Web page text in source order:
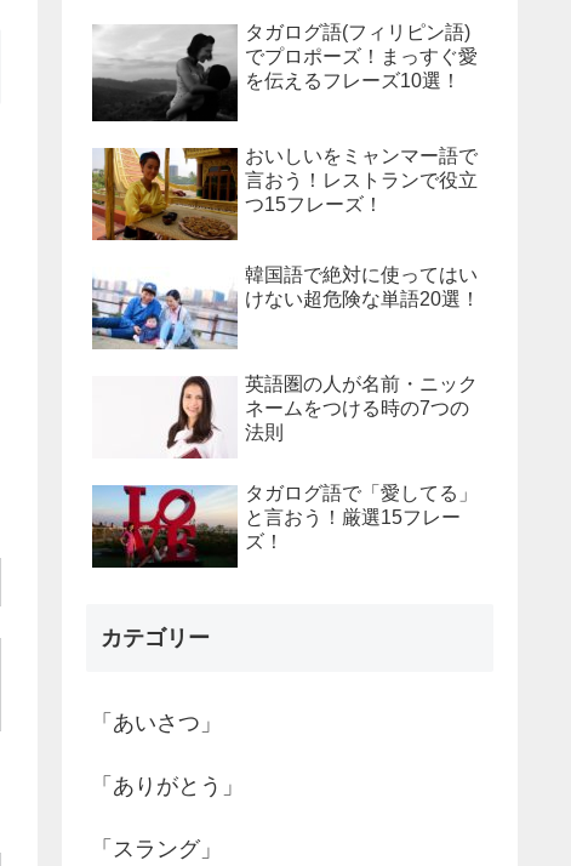
タガログ語(フィリピン語)
でプロポーズ！まっすぐ愛
を伝えるフレーズ10選！
おいしいをミャンマー語で
言おう！レストランで役立
つ15フレーズ！
韓国語で絶対に使ってはい
けない超危険な単語20選！
英語圏の人が名前・ニック
ネームをつける時の7つの
法則
タガログ語で「愛してる」
と言おう！厳選15フレー
ズ！
カテゴリー
「あいさつ」
「ありがとう」
「スラング」